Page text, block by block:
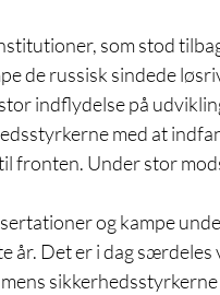
som stod
de russisk sindede
indflydelse på
med at
fronten. Under stor
og kampe
år. Det er i dag særdeles